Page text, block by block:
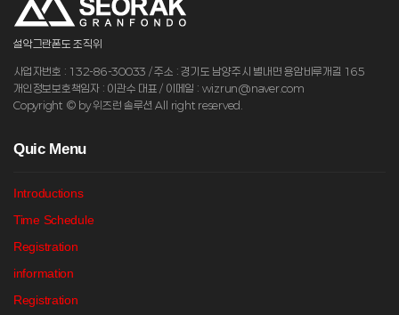
설악그란폰도 조직위
사업자번호 : 132-86-30033 / 주소 : 경기도 남양주시 별내면 용암비루개길 165
개인정보보호책임자 : 이관수 대표 / 이메일 : wizrun@naver.com
Copyright © by 위즈런 솔루션 All right reserved.
Quic Menu
Introductions
Time Schedule
Registration
information
Registration